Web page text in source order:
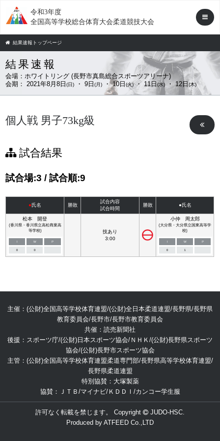
令和3年度
全国高等学校総合体育大会柔道競技大会
結果速報トップページ
結果速報
会場：ホワイトリング (長野市真島総合スポーツアリーナ)
会期： 2021年8月8日(日) ・ 9日(月) ・ 10日(火)・ 11日(水) ・ 12日(木)
個人戦 男子73kg級
試合結果
試合場:3 / 試合順:9
●氏名 勝敗
試合内容
試合時間
勝敗 ●氏名
松本 開登
(香川県・香川県立高松商業高
等学校)
I W P
0 0
技あり
3:00
小仲 周太郎
(大分県・大分県立国東高等学
校)
I W P
0 1
主催：(公財)全国高等学校体育連盟/(公財)全日本柔道連盟/長野県/長野県
教育委員会/長野市/長野市教育委員会
共催：読売新聞社
後援：スポーツ庁/(公財)日本スポーツ協会/ＮＨＫ/(公財)長野県スポーツ
協会/(公財)長野市スポーツ協会
主管：(公財)全国高等学校体育連盟柔道専門部/長野県高等学校体育連盟/
長野県柔道連盟
特別協賛：大塚製薬
協賛：ＪＴＢ/マイナビ/ＫＤＤＩ/カンコー学生服
許可なく転載を禁じます。 Copyright
JUDO-HSC.
Produced by ATFEED Co.,LTD